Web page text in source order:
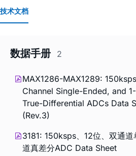
技术文档
数据手册 2
MAX1286-MAX1289:
Channel Single-Ended, and
True-Differential ADCs Data
(Rev.3)
3181: 150ksps、12位、双通道
道真差分ADC Data Sheet